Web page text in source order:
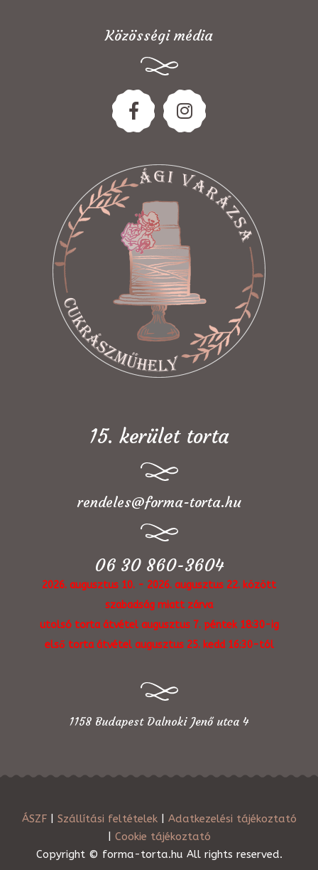
Közösségi média
15. kerület torta
rendeles@forma-torta.hu
06 30 860-3604
2026. augusztus 10. - 2026. augusztus 22. között
szabadság miatt zárva
utolsó torta átvétel augusztus 7. péntek 18:30-ig
első torta átvétel augusztus 25. kedd 16:30-tól
1158 Budapest Dalnoki Jenő utca 4
ÁSZF| Szállítási feltételek| Adatkezelési tájékoztató
Cookie tájékoztató
Copyright © forma-torta.hu All rights reserved.